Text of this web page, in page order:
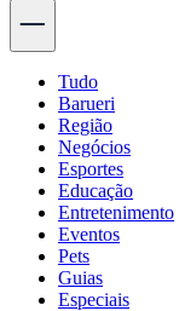
Tudo
Barueri
Região
Negócios
Esportes
Educação
Entretenimento
Eventos
Pets
Guias
Especiais